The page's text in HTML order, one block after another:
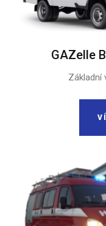
GAZelle
Základní